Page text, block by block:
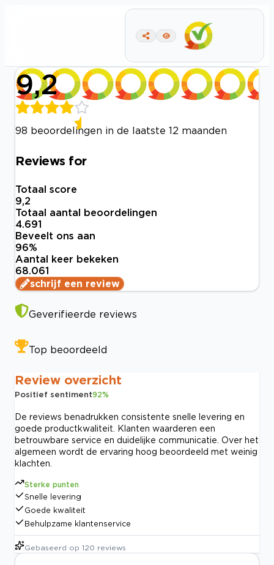
9,2
98 beoordelingen in de laatste 12 maanden
Reviews for
Totaal score
9,2
Totaal aantal beoordelingen
4.691
Beveelt ons aan
96%
Aantal keer bekeken
68.061
schrijf een review
Geverifieerde reviews
Top beoordeeld
Review overzicht
Positief sentiment92%
De reviews benadrukken consistente snelle levering en
goede productkwaliteit. Klanten waarderen een
betrouwbare service en duidelijke communicatie. Over het
algemeen wordt de ervaring hoog beoordeeld met weinig
klachten.
Sterke punten
Snelle levering
Goede kwaliteit
Behulpzame klantenservice
Gebaseerd op 120 reviews